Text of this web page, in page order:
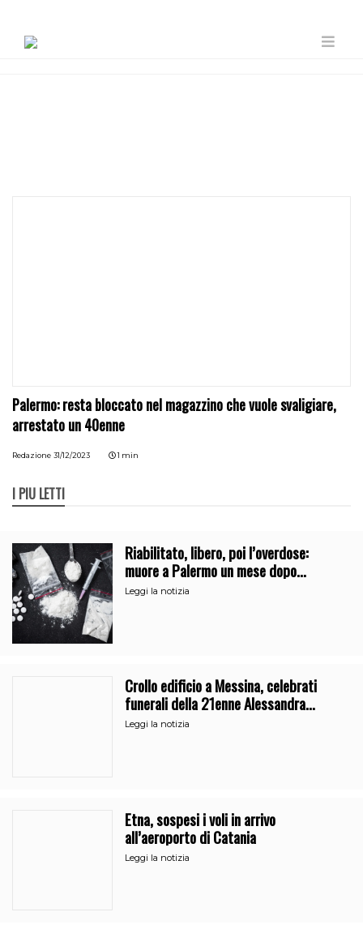
Palermo: resta bloccato nel magazzino che vuole svaligiare,
arrestato un 40enne
Redazione 31/12/2023 1 min
I PIÙ LETTI
Riabilitato, libero, poi l’overdose:
muore a Palermo un mese dopo
l’uscita dalla comunità
Leggi la notizia
Crollo edificio a Messina, celebrati
funerali della 21enne Alessandra
Frazzica
Leggi la notizia
Etna, sospesi i voli in arrivo
all’aeroporto di Catania
Leggi la notizia